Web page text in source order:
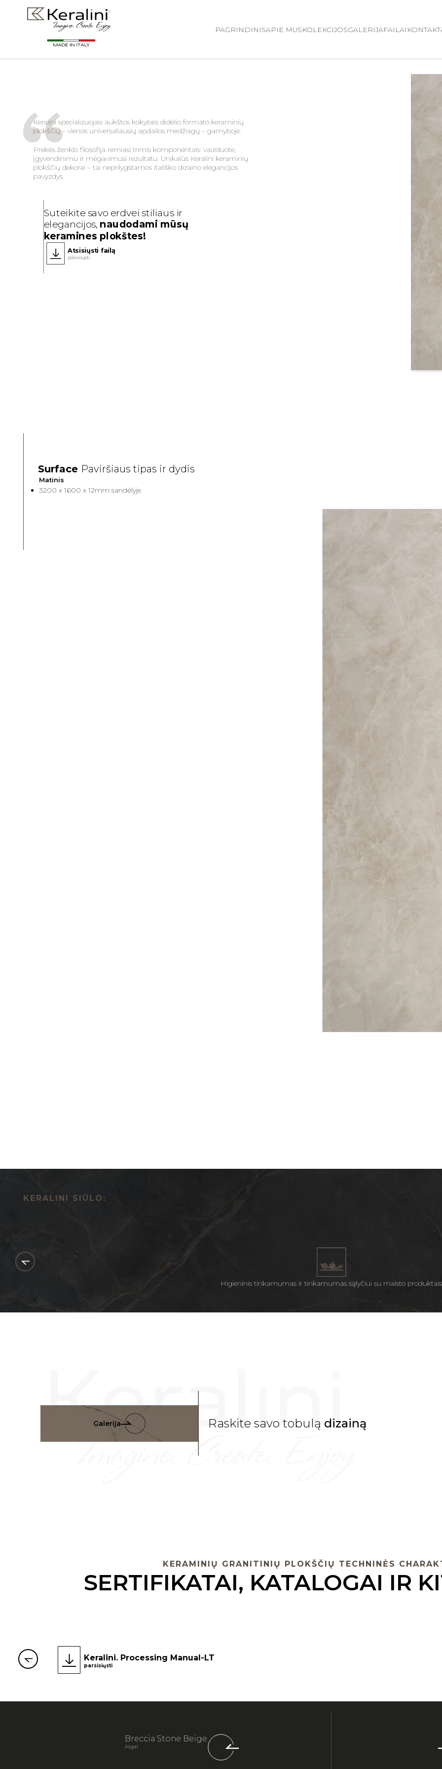
PAGRINDINISAPIE MUSKOLEKCIJOSGALERIJAFAILAI
Keralini specializuojasi aukštos kokybės didelio formato keraminių
plokščių – vienos universaliausių apdailos medžiagų – gamyboje.
Prekės ženklo filosofija remiasi trimis komponentais: vaizduote,
įgyvendinimu ir mėgavimusi rezultatu. Unikalūs Keralini keraminių
plokščių dekorai – tai neprilygstamos itališko dizaino elegancijos
pavyzdys.
Suteikite savo erdvei stiliaus ir
elegancijos, naudodami mūsų
keramines plokštes!
Atsisiųsti failą
parsisiųsti
Surface Paviršiaus tipas ir dydis
Matinis
3200 x 1600 x 12mm sandėlyje
KERALINI SIŪLO:
Higieninis tinkamumas ir tinkamumas sąlyčiui su maisto produktais
Galerija Raskite savo tobulą dizainą
KERAMINIŲ GRANITINIŲ PLOKŠČIŲ TECHNINĖS
SERTIFIKATAI, KATALOGAI IR
Keralini. Processing Manual-LT
parsisiųsti
Breccia Stone Beige
Atgal